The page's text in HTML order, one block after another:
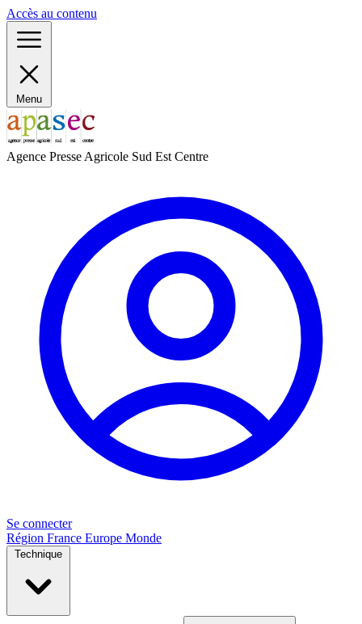
Accès au contenu
Menu
Agence Presse Agricole Sud Est Centre
Se connecter
Région France Europe Monde
Technique
Panneau de gestion des cookies